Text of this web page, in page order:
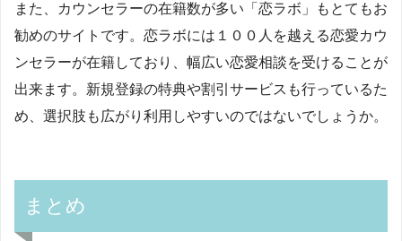
また、カウンセラーの在籍数が多い「恋ラボ」もとてもお
勧めのサイトです。恋ラボには１００人を越える恋愛カウ
ンセラーが在籍しており、幅広い恋愛相談を受けることが
出来ます。新規登録の特典や割引サービスも行っているた
め、選択肢も広がり利用しやすいのではないでしょうか。
まとめ